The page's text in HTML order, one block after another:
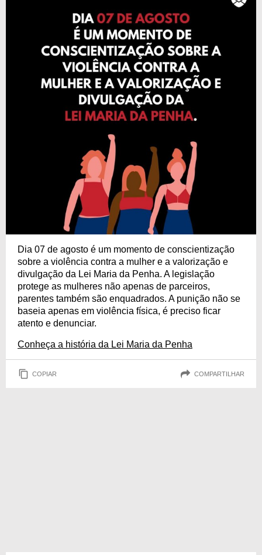
Dia 07 de agosto é um momento de conscientização
sobre a violência contra a mulher e a valorização e
divulgação da Lei Maria da Penha. A legislação
protege as mulheres não apenas de parceiros,
parentes também são enquadrados. A punição não se
baseia apenas em violência física, é preciso ficar
atento e denunciar.
Conheça a história da Lei Maria da Penha
COPIAR COMPARTILHAR